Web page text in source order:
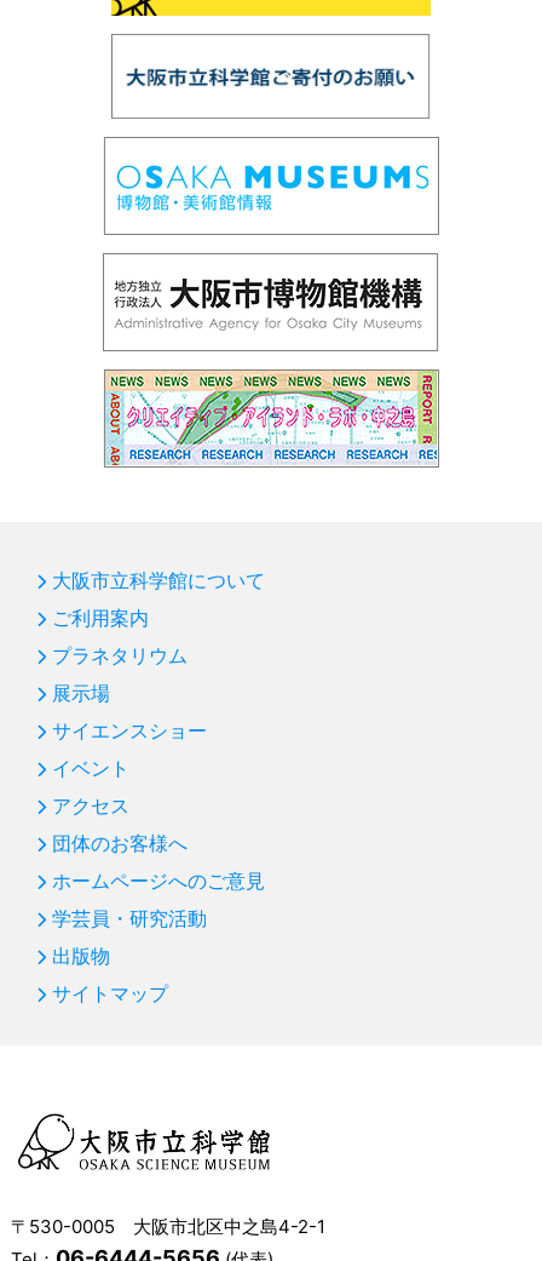
大阪市立科学館について
ご利用案内
プラネタリウム
展示場
サイエンスショー
イベント
アクセス
団体のお客様へ
ホームページへのご意見
学芸員・研究活動
出版物
サイトマップ
〒530-0005 大阪市北区中之島4-2-1